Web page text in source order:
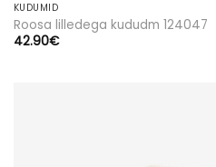
KUDUMID
Roosa lilledega kududm 124047
42.90€